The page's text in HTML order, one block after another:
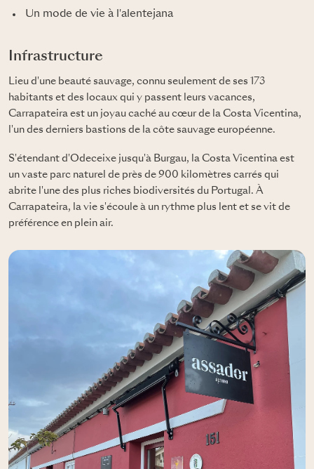
Un mode de vie à l'alentejana
Infrastructure
Lieu d'une beauté sauvage, connu seulement de ses 173
habitants et des locaux qui y passent leurs vacances,
Carrapateira est un joyau caché au cœur de la Costa Vicentina,
l'un des derniers bastions de la côte sauvage européenne.
S'étendant d'Odeceixe jusqu'à Burgau, la Costa Vicentina est
un vaste parc naturel de près de 900 kilomètres carrés qui
abrite l'une des plus riches biodiversités du Portugal. À
Carrapateira, la vie s'écoule à un rythme plus lent et se vit de
préférence en plein air.